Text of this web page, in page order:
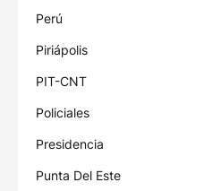
Perú
Piriápolis
PIT-CNT
Policiales
Presidencia
Punta Del Este